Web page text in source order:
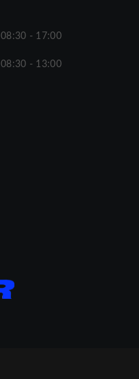
08:30 - 17:00
08:30 - 13:00